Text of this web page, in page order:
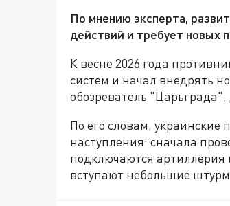
По мнению эксперта,
действий и требует новых
К весне 2026 года
систем и начал внедрять
обозреватель
По его словам, украинские
наступления: сначала
подключаются артиллерия
вступают небольшие